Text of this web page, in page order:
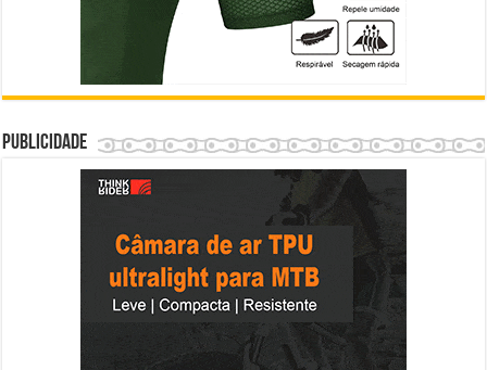
Publicidade